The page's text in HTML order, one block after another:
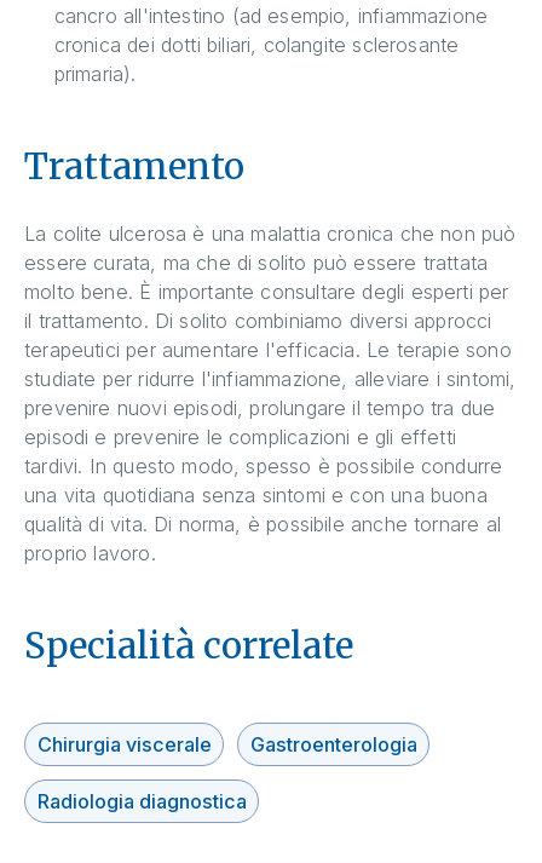
cancro all'intestino (ad esempio, infiammazione
cronica dei dotti biliari, colangite sclerosante
primaria).
Trattamento
La colite ulcerosa è una malattia cronica che non può
essere curata, ma che di solito può essere trattata
molto bene. È importante consultare degli esperti per
il trattamento. Di solito combiniamo diversi approcci
terapeutici per aumentare l'efficacia. Le terapie sono
studiate per ridurre l'infiammazione, alleviare i sintomi,
prevenire nuovi episodi, prolungare il tempo tra due
episodi e prevenire le complicazioni e gli effetti
tardivi. In questo modo, spesso è possibile condurre
una vita quotidiana senza sintomi e con una buona
qualità di vita. Di norma, è possibile anche tornare al
proprio lavoro.
Specialità correlate
Chirurgia viscerale Gastroenterologia
Radiologia diagnostica